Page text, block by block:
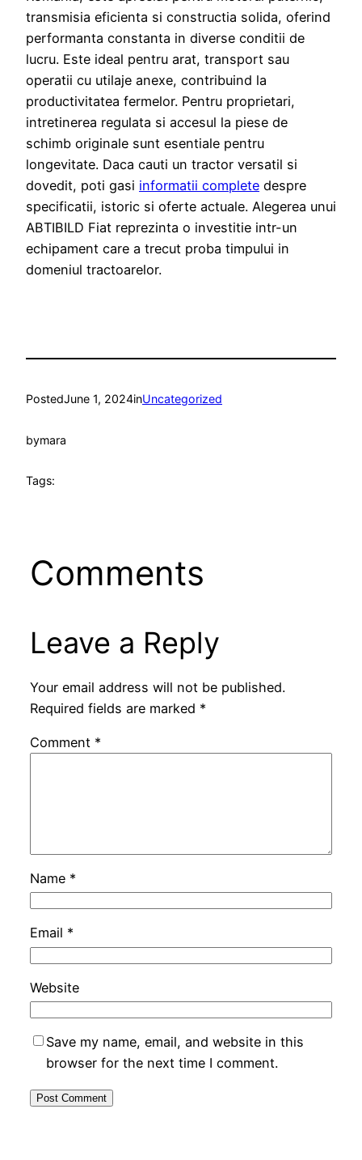
transmisia eficienta si constructia solida, oferind
performanta constanta in diverse conditii de
lucru. Este ideal pentru arat, transport sau
operatii cu utilaje anexe, contribuind la
productivitatea fermelor. Pentru proprietari,
intretinerea regulata si accesul la piese de
schimb originale sunt esentiale pentru
longevitate. Daca cauti un tractor versatil si
dovedit, poti gasi informatii complete despre
specificatii, istoric si oferte actuale. Alegerea unui
ABTIBILD Fiat reprezinta o investitie intr-un
echipament care a trecut proba timpului in
domeniul tractoarelor.
PostedJune 1, 2024inUncategorized
bymara
Tags:
Comments
Leave a Reply
Your email address will not be published.
Required fields are marked *
Comment *
Name *
Email *
Website
Save my name, email, and website in this
browser for the next time I comment.